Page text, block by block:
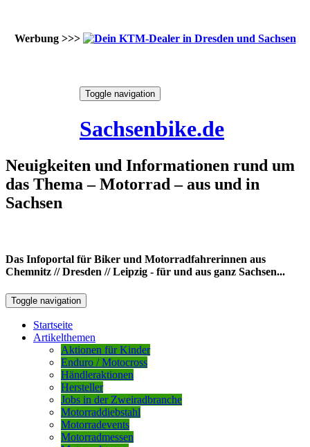
Werbung >>>
Toggle navigation
Sachsenbike.de
Neuigkeiten und Informationen rund um
das Thema – Motorrad – aus und in
Sachsen
Das Infoportal für Biker und Motorradfahrerinnen aus
Chemnitz // Dresden // Leipzig - für und aus ganz Sachsen...
Toggle navigation
Startseite
Artikelthemen
Aktionen für Kinder
Enduro / Motocross
Händleraktionen
Hersteller
Jobs in der Zweiradbranche
Motorraddiebstahl
Motorradevents
Motorradmessen